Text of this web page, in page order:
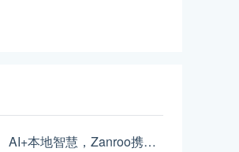
AI+本地智慧，Zanroo携手GPTBots.ai共探东南亚市场新机遇